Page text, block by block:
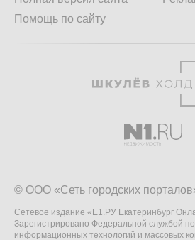
Помощь по сайту
© ООО «Сеть городских
Сетевое издание «Е1.РУ Екатеринбург
Зарегистрировано Федеральной службой
информационных технологий и массовых